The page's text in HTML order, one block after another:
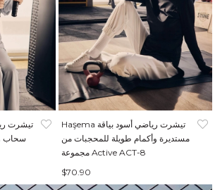
سحاب
Haşema تيشرت رياضي أسود بياقة
مستديرة وأكمام طويلة للمحجبات من
مجموعة Active ACT-8
$70.90